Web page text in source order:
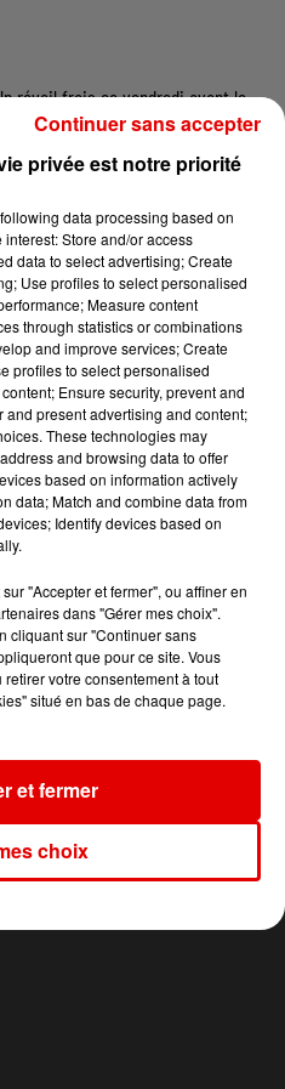
réveil frais ce vendredi avant le
le plus grand sanglier du
18 ans
Negra
20h03
20h03
Gold
privée est notre priorité
data processing based on
Store and/or access
data to select advertising; Create
Use profiles to select personalised
Measure content
through statistics or combinations
and improve services; Create
profiles to select personalised
Ensure security, prevent and
present advertising and content;
These technologies may
and browsing data to offer
based on information actively
data; Match and combine data from
Identify devices based on
"Accepter et fermer", ou affiner en
dans "Gérer mes choix".
cliquant sur "Continuer sans
que pour ce site. Vous
votre consentement à tout
situé en bas de chaque page.
choix
et fermer
Continuer sans accepter